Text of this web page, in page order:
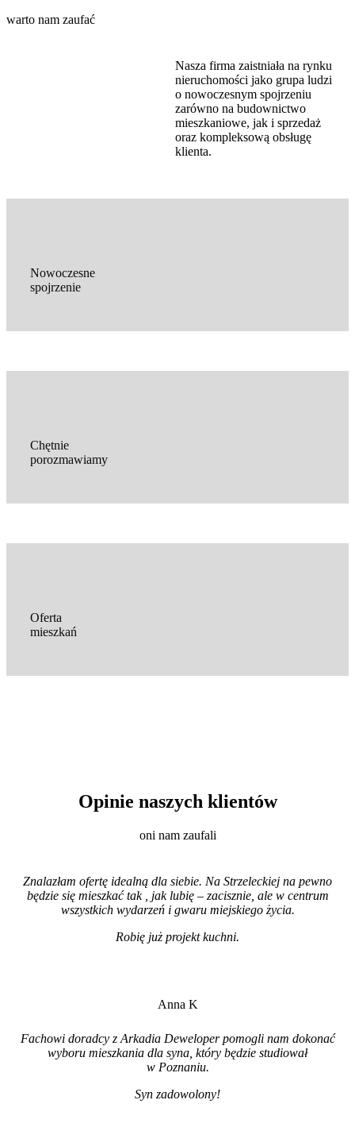
warto nam zaufać
Nasza firma zaistniała na rynku
nieruchomości jako grupa ludzi
o nowoczesnym spojrzeniu
zarówno na budownictwo
mieszkaniowe, jak i sprzedaż
oraz kompleksową obsługę
klienta.
Nowoczesne
spojrzenie
Chętnie
porozmawiamy
Oferta
mieszkań
Opinie naszych klientów
oni nam zaufali
Znalazłam ofertę idealną dla siebie. Na Strzeleckiej na pewno
będzie się mieszkać tak , jak lubię – zacisznie, ale w centrum
wszystkich wydarzeń i gwaru miejskiego życia.
Robię już projekt kuchni.
Anna K
Fachowi doradcy z Arkadia Deweloper pomogli nam dokonać
wyboru mieszkania dla syna, który będzie studiował
w Poznaniu.
Syn zadowolony!